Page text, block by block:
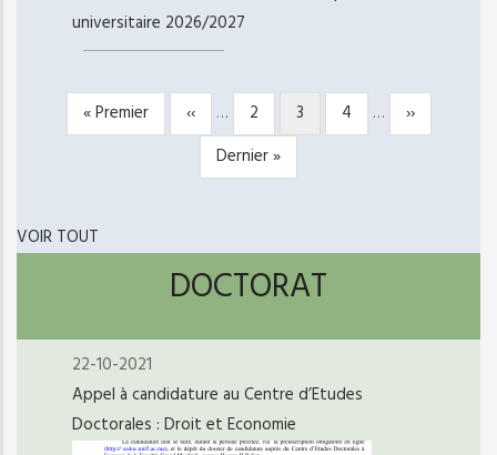
universitaire 2026/2027
PAGINATION
Première
page
« Premier
Page
précédente
‹‹ … Page
2
Page
courante
3 Page
4 …
Page
suivante
››
Dernière
page
Dernier »
VOIR TOUT
DOCTORAT
22-10-2021
Appel à candidature au Centre d’Etudes
Doctorales : Droit et Economie